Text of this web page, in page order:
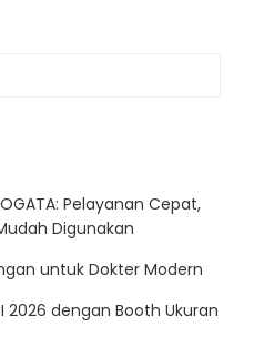
Pelayanan Cepat,
Digunakan
untuk Dokter Modern
2026 dengan Booth Ukuran